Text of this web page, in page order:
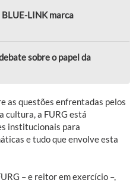
LINK marca
sobre o papel da
as questões enfrentadas pelos
cultura, a FURG está
institucionais para
e tudo que envolve esta
– e reitor em exercício –,